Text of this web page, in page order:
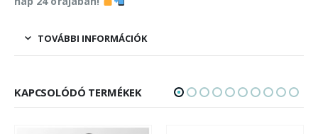
TOVÁBBI INFORMÁCIÓK
KAPCSOLÓDÓ TERMÉKEK